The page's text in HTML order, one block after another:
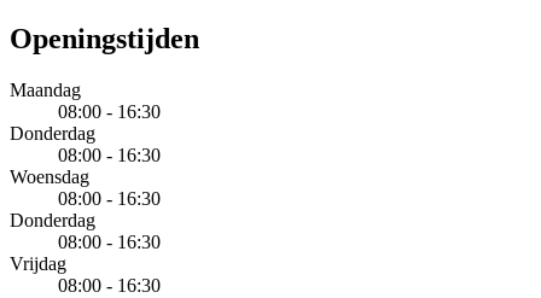
Openingstijden
Maandag
08:00 - 16:30
Donderdag
08:00 - 16:30
Woensdag
08:00 - 16:30
Donderdag
08:00 - 16:30
Vrijdag
08:00 - 16:30